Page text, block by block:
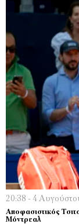
20:38 - 4
Αποφασιστικός
Μόντρεαλ